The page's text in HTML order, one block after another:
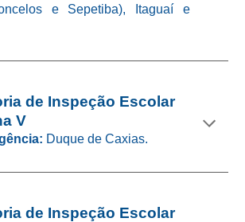
e Sepetiba), Itaguaí e
de Inspeção Escolar
V
Duque de Caxias.
de Inspeção Escolar